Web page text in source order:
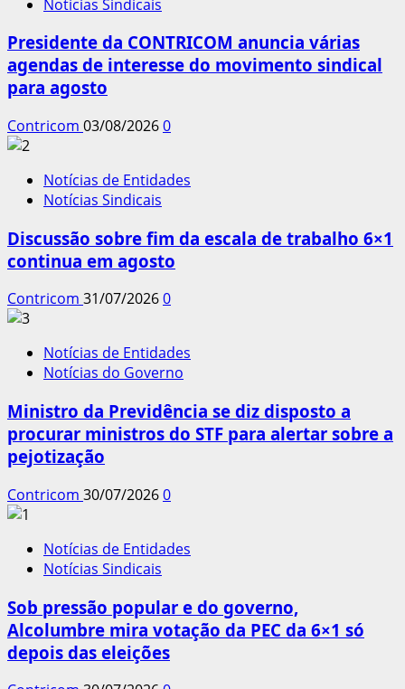
Notícias Sindicais
Presidente da CONTRICOM anuncia várias
agendas de interesse do movimento sindical
para agosto
Contricom 03/08/20260
Notícias de Entidades
Notícias Sindicais
Discussão sobre fim da escala de trabalho 6×1
continua em agosto
Contricom 31/07/20260
Notícias de Entidades
Notícias do Governo
Ministro da Previdência se diz disposto a
procurar ministros do STF para alertar sobre a
pejotização
Contricom 30/07/20260
Notícias de Entidades
Notícias Sindicais
Sob pressão popular e do governo,
Alcolumbre mira votação da PEC da 6×1 só
depois das eleições